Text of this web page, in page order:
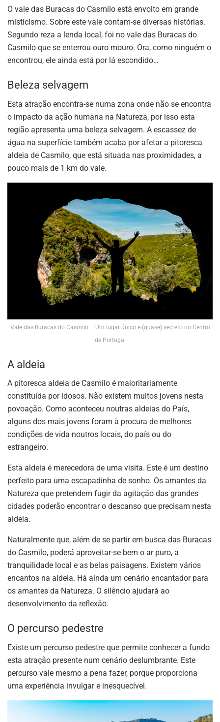
O vale das Buracas do Casmilo está envolto em grande
misticismo. Sobre este vale contam-se diversas histórias.
Segundo reza a lenda local, foi no vale das Buracas do
Casmilo que se enterrou ouro mouro. Ora, como ninguém o
encontrou, ele ainda está por lá escondido…
Beleza selvagem
Esta atração encontra-se numa zona onde não se encontra
o impacto da ação humana na Natureza, por isso esta
região apresenta uma beleza selvagem. A escassez de
água na superfície também acaba por afetar a pitoresca
aldeia de Casmilo, que está situada nas proximidades, a
pouco mais de 1 km do vale.
Vale das Buracas do Casmilo – Um lugar único e (quase) secreto no Centro
de Portugal
A aldeia
A pitoresca aldeia de Casmilo é maioritariamente
constituída por idosos. Não existem muitos jovens nesta
povoação. Como aconteceu noutras aldeias do País,
alguns dos mais jovens foram à procura de melhores
condições de vida noutros locais, do país ou do
estrangeiro.
Esta aldeia é merecedora de uma visita. Este é um destino
perfeito para uma escapadinha de sonho. Os amantes da
Natureza que pretendem fugir da agitação das grandes
cidades poderão encontrar o descanso que precisam nesta
aldeia.
Naturalmente que, além de se partir em busca das Buracas
do Casmilo, poderá aproveitar-se bem o ar puro, a
tranquilidade local e as belas paisagens. Existem vários
encantos na aldeia. Há ainda um cenário encantador para
os amantes da Natureza. O silêncio ajudará ao
desenvolvimento da reflexão.
O percurso pedestre
Existe um percurso pedestre que permite conhecer a fundo
esta atração presente num cenário deslumbrante. Este
percurso vale mesmo a pena fazer, porque proporciona
uma experiência invulgar e inesquecível.